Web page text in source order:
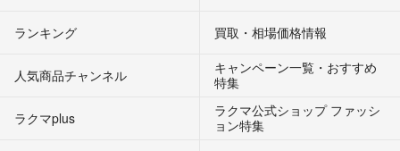
ランキング 買取・相場価格情報
人気商品チャンネル
キャンペーン一覧・おすすめ
特集
ラクマplus
ラクマ公式ショップ ファッシ
ョン特集